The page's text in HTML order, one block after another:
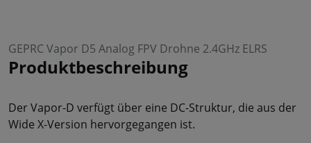
GEPRC Vapor D5 Analog FPV Drohne 2.4GHz ELRS
Produktbeschreibung
Der Vapor-D verfügt über eine DC-Struktur, die aus der
Wide X-Version hervorgegangen ist.